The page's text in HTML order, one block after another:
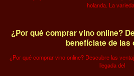
holanda. La
¿Por qué comprar vino online?
benefíciate de las
¿Por qué comprar vino online? Descubre las
llegada del